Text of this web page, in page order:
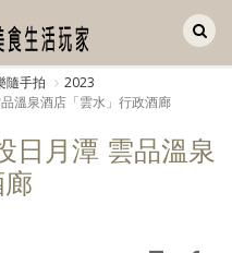
隨手拍
2023
溫泉酒店「雲水」行政酒廊
日月潭 雲品溫泉